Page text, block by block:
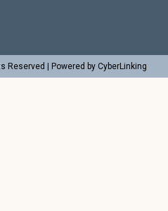
Reserved | Powered by CyberLinking